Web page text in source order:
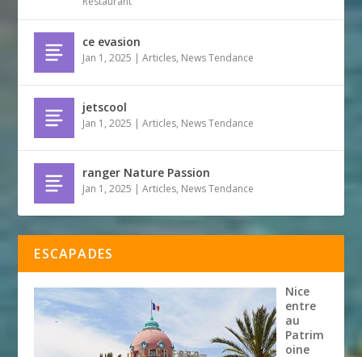
ce evasion
Jan 1, 2025 |Articles, News Tendance
jetscool
Jan 1, 2025 |Articles, News Tendance
ranger Nature Passion
Jan 1, 2025 |Articles, News Tendance
ESCAPADES
Nice
entre
au
Patrim
oine